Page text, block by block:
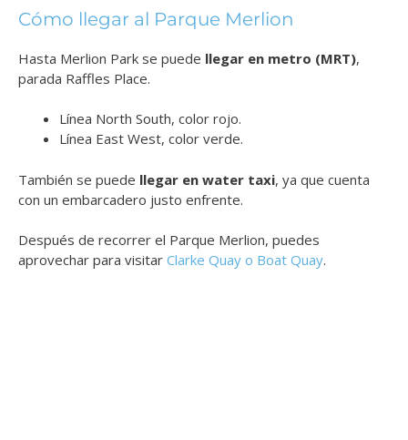
Cómo llegar al Parque Merlion
Hasta Merlion Park se puede llegar en metro (MRT),
parada Raffles Place.
Línea North South, color rojo.
Línea East West, color verde.
También se puede llegar en water taxi, ya que cuenta
con un embarcadero justo enfrente.
Después de recorrer el Parque Merlion, puedes
aprovechar para visitar Clarke Quay o Boat Quay.